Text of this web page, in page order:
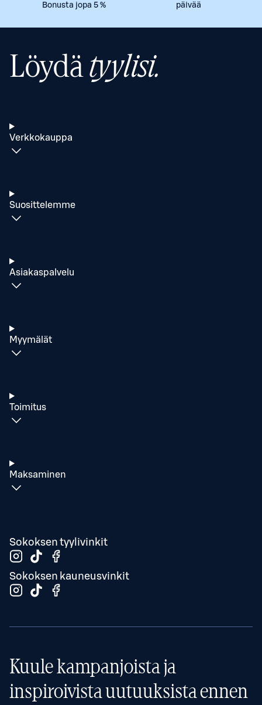
Bonusta jopa 5 %
päivää
Löydätyylisi.
Verkkokauppa
Suosittelemme
Asiakaspalvelu
Myymälät
Toimitus
Maksaminen
Sokoksen tyylivinkit
Sokoksen kauneusvinkit
Kuule kampanjoista ja
inspiroivista uutuuksista ennen